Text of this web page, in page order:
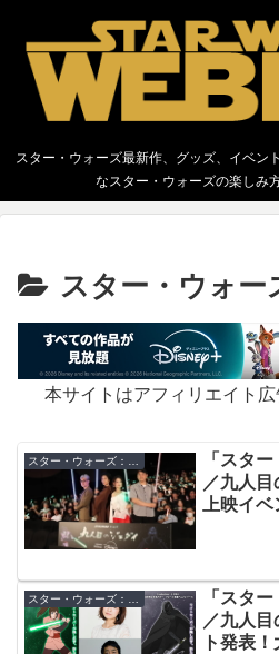
スター・ウォーズ最新作、グッズ、イベン
なスター・ウォーズの楽しみ
スター・ウォ
本サイトはアフィリエイト広
スター・ウォーズ：ビジョンズ
「スタ
／九人
上映イベ
「スタ
／九人
ト発表